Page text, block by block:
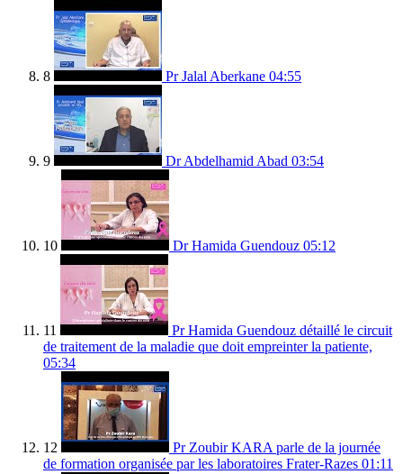
8 Pr Jalal Aberkane 04:55
9 Dr Abdelhamid Abad 03:54
10 Dr Hamida Guendouz 05:12
11
Pr Hamida Guendouz détaillé le circuit
de traitement de la maladie que doit empreinter la patiente,
05:34
12
Pr Zoubir KARA parle de la journée
de formation organisée par les laboratoires Frater-Razes 01:11